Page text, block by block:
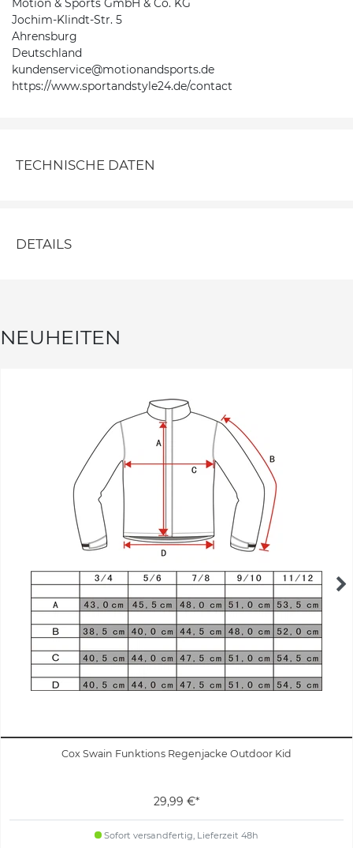
Jochim-Klindt-Str. 5
Ahrensburg
Deutschland
kundenservice@motionandsports.de
https://www.sportandstyle24.de/contact
TECHNISCHE DATEN
DETAILS
NEUHEITEN
Cox Swain Funktions Regenjacke Outdoor Kid
29,99 €*
Sofort versandfertig, Lieferzeit 48h